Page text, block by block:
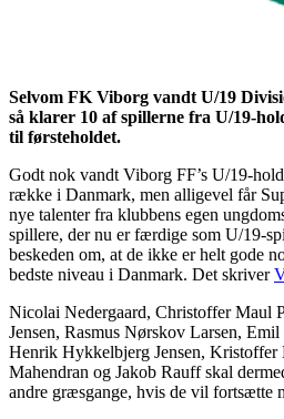
Selvom FK Viborg vandt U/19
så klarer 10 af spillerne fra U/19-
til førsteholdet.
Godt nok vandt Viborg FF’s U/19-
række i Danmark, men alligevel får
nye talenter fra klubbens egen
spillere, der nu er færdige som U/19-
beskeden om, at de ikke er helt gode
bedste niveau i Danmark. Det skriver
Nicolai Nedergaard, Christoffer Maul
Jensen, Rasmus Nørskov Larsen,
Henrik Hykkelbjerg Jensen, Kristoffer
Mahendran og Jakob Rauff skal
andre græsgange, hvis de vil fortsætte